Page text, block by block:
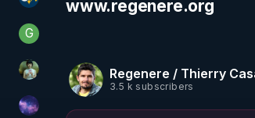
essentiel.news
G Generousbear
Sonmi-877
Devoir de Mémoire
www.regenere.org
Regenere / Thierry
3.5 k subscribers